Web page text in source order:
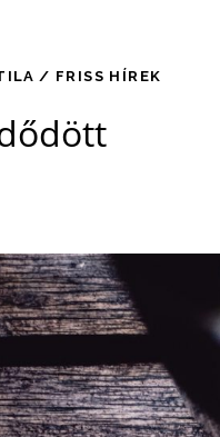
FRISS HÍREK